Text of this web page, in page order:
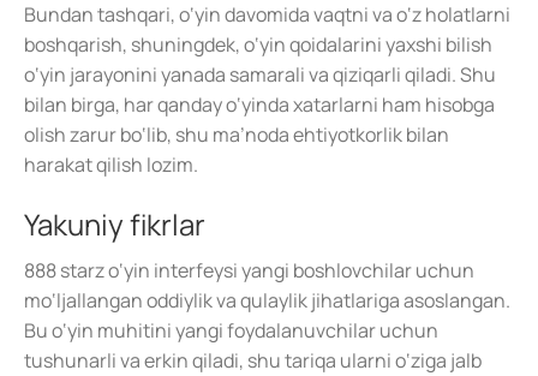
Bundan tashqari, o‘yin davomida vaqtni va o‘z holatlarni
boshqarish, shuningdek, o‘yin qoidalarini yaxshi bilish
o‘yin jarayonini yanada samarali va qiziqarli qiladi. Shu
bilan birga, har qanday o‘yinda xatarlarni ham hisobga
olish zarur bo‘lib, shu ma’noda ehtiyotkorlik bilan
harakat qilish lozim.
Yakuniy fikrlar
888 starz o‘yin interfeysi yangi boshlovchilar uchun
mo‘ljallangan oddiylik va qulaylik jihatlariga asoslangan.
Bu o‘yin muhitini yangi foydalanuvchilar uchun
tushunarli va erkin qiladi, shu tariqa ularni o‘ziga jalb